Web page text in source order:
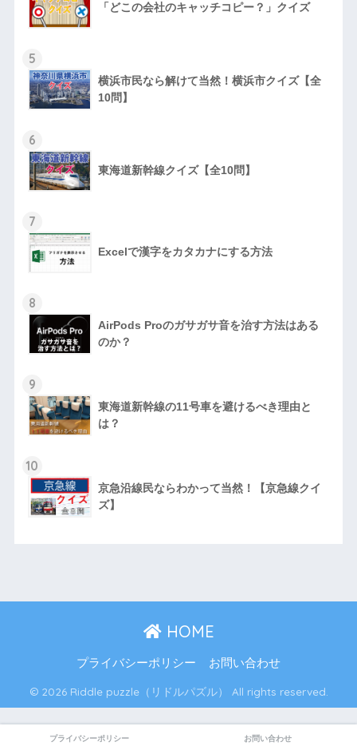
「どこの会社のキャッチコピー？」クイズ
5
横浜市民なら解けて当然！横浜市クイズ【全
10問】
6
東海道新幹線クイズ【全10問】
7
Excelで漢字をカタカナにする方法
8
AirPods Proのガサガサ音を治す方法はある
のか？
9
東海道新幹線の11号車を避けるべき理由と
は？
10
京急沿線民ならわかって当然！【京急線クイ
ズ】
HOME
プライバシーポリシー お問い合わせ
© 2026 Riddle puzzle（リドルパズル） All rights reserved.
プライバシーポリシー お問い合わせ